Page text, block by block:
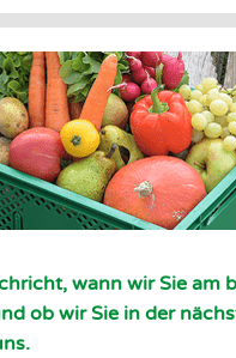
wann wir Sie am
ob wir Sie in der